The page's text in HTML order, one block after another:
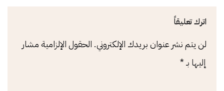
اترك تعليقاً
لن يتم نشر عنوان بريدك الإلكتروني. الحقول الإلزامية مشار
إليها بـ*